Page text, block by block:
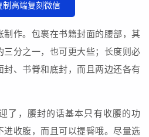
制高端复刻微信
制作。包裹在书籍封面的腰部，其
三分之一，也可更大些；长度则必
、书脊和底封，而且两边还各有
了，腰封的话基本只有收腰的功
进收腹，而且可以提臀哦。尽量选